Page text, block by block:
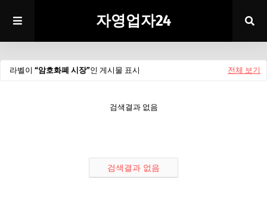
자영업자24
라벨이 암호화폐 시장 인 게시물 표시 전체 보기
검색결과 없음
검색결과 없음